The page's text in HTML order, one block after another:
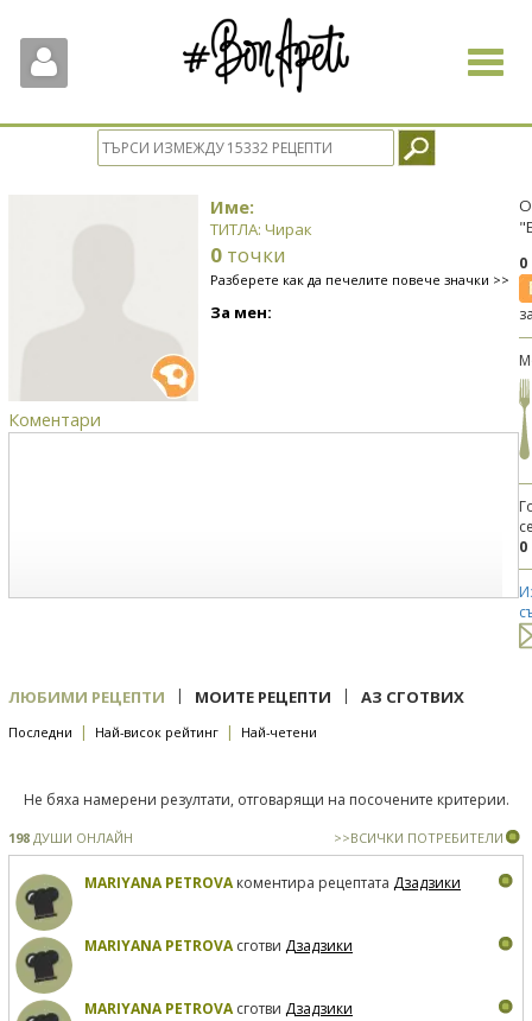
Toggle
Име:
ТИТЛА: Чирак
0 точки
Разберете как да печелите повече значки >>
За мен:
Коментари
0
ЛЮБИМИ РЕЦЕПТИ | МОИТЕ РЕЦЕПТИ | АЗ СГОТВИХ
Последни | Най-висок рейтинг | Най-четени
Не бяха намерени резултати, отговарящи на посочените критерии.
198 ДУШИ ОНЛАЙН >>ВСИЧКИ ПОТРЕБИТЕЛИ
MARIYANA PETROVAкоментира рецептата Дзадзики
MARIYANA PETROVAсготви Дзадзики
MARIYANA PETROVAсготви Дзадзики